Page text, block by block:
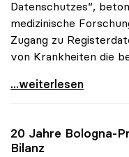
Datenschutzes“,
medizinische
Zugang zu
von Krankheiten die
Forschungsgesetz:
...weiterlesen
20 Jahre Bologna-
Bilanz